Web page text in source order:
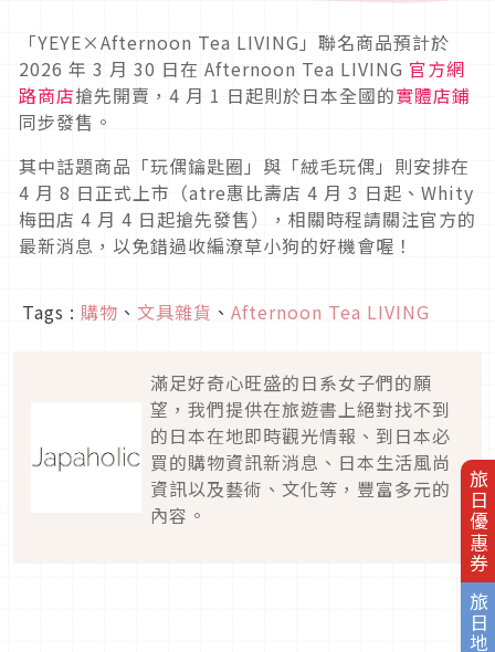
旅日優惠券
旅日地圖
「YEYE×Afternoon Tea LIVING」聯名商品預計於
2026 年 3 月 30 日在 Afternoon Tea LIVING 官方網
路商店搶先開賣，4 月 1 日起則於日本全國的實體店鋪
同步發售。
其中話題商品「玩偶鑰匙圈」與「絨毛玩偶」則安排在
4 月 8 日正式上市（atre惠比壽店 4 月 3 日起、Whity
梅田店 4 月 4 日起搶先發售），相關時程請關注官方的
最新消息，以免錯過收編潦草小狗的好機會喔！
Tags : 購物 、 文具雜貨 、 Afternoon Tea LIVING
滿足好奇心旺盛的日系女子們的願
望，我們提供在旅遊書上絕對找不到
的日本在地即時觀光情報、到日本必
買的購物資訊新消息、日本生活風尚
資訊以及藝術、文化等，豐富多元的
內容。